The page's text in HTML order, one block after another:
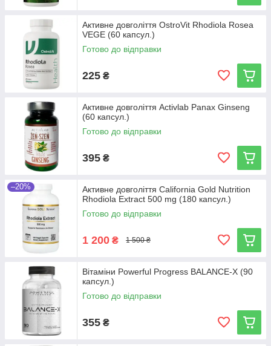
Активне довголіття OstroVit Rhodiola Rosea
VEGE (60 капсул.)
Готово до відправки
225 ₴
Активне довголіття Activlab Panax Ginseng
(60 капсул.)
Готово до відправки
395 ₴
–20%
Активне довголіття California Gold Nutrition
Rhodiola Extract 500 mg (180 капсул.)
Готово до відправки
1 200 ₴ 1 500 ₴
Вітаміни Powerful Progress BALANCE-X (90
капсул.)
Готово до відправки
355 ₴